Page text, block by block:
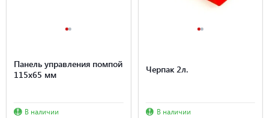
Панель управления помпой
115х65 мм
В наличии
Черпак 2л.
В наличии